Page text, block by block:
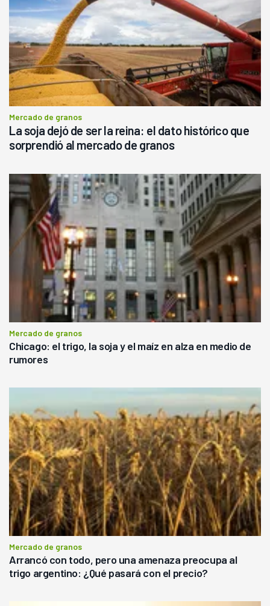
Mercado de granos
La soja dejó de ser la reina: el dato histórico que
sorprendió al mercado de granos
Mercado de granos
Chicago: el trigo, la soja y el maíz en alza en medio de
rumores
Mercado de granos
Arrancó con todo, pero una amenaza preocupa al
trigo argentino: ¿Qué pasará con el precio?